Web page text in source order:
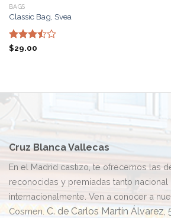
BAGS
Classic Bag, Svea
Valorado
$29.00
Cruz Blanca Vallecas
En el Madrid castizo, te ofrecemos las
reconocidas y premiadas tanto nacional
internacionalmente. Ven a conocer a
Cosmen. C. de Carlos Martín Álvarez,